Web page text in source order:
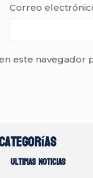
Correo
este navegador
Ultimas noticias